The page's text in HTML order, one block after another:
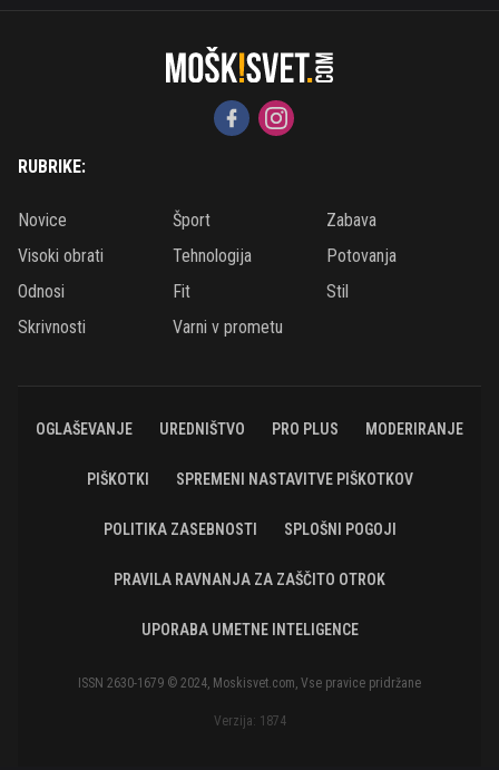
RUBRIKE:
Novice Šport
Zabava
Visoki obrati
Tehnologija
Potovanja
Odnosi
Fit
Stil
Skrivnosti
Varni v prometu
OGLAŠEVANJE UREDNIŠTVO PRO PLUS MODERIRANJE
PIŠKOTKI SPREMENI NASTAVITVE PIŠKOTKOV
POLITIKA ZASEBNOSTI SPLOŠNI POGOJI
PRAVILA RAVNANJA ZA ZAŠČITO OTROK
UPORABA UMETNE INTELIGENCE
ISSN 2630-1679 © 2024, Moskisvet.com, Vse pravice pridržane
Verzija: 1874